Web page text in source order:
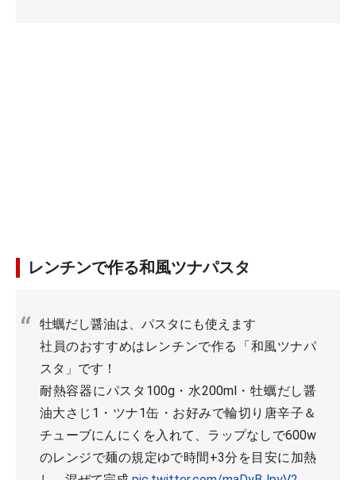
レンチンで作る和風ツナパスタ
牡蠣だし醤油は、パスタにも使えます
社員のおすすめはレンチンで作る「和風ツナパ
スタ」です！
耐熱容器にパスタ100g・水200ml・牡蠣だし醤
油大さじ1・ツナ1缶・お好みで輪切り唐辛子＆
チューブにんにくを入れて、ラップなしで600w
のレンジで麺の規定ゆで時間+3分を目安に加熱